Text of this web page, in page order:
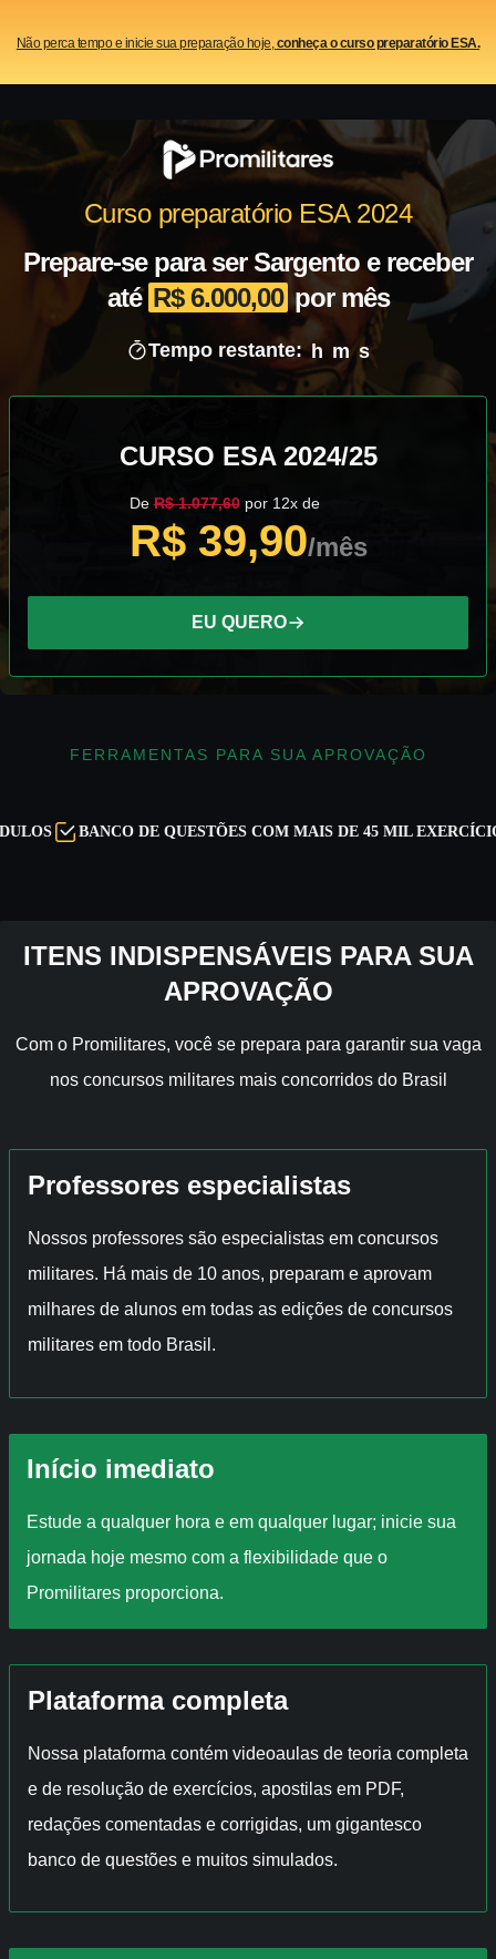
Não perca tempo e inicie sua preparação hoje,conheça o curso preparatório ESA.
Curso preparatório ESA 2024
Prepare-se para ser Sargento e receber
até R$ 6.000,00 por mês
Tempo restante: h m s
CURSO ESA 2024/25
DeR$ 1.077,60por 12x de
R$ 39,90/mês
EU QUERO
FERRAMENTAS PARA SUA APROVAÇÃO
BANCO DE QUESTÕES COM MAIS DE 45 MIL EXERCÍCIOS
ITENS INDISPENSÁVEIS PARA SUA
APROVAÇÃO
Com o Promilitares, você se prepara para garantir sua vaga
nos concursos militares mais concorridos do Brasil
Professores especialistas
Nossos professores são especialistas em concursos
militares. Há mais de 10 anos, preparam e aprovam
milhares de alunos em todas as edições de concursos
militares em todo Brasil.
Início imediato
Estude a qualquer hora e em qualquer lugar; inicie sua
jornada hoje mesmo com a flexibilidade que o
Promilitares proporciona.
Plataforma completa
Nossa plataforma contém videoaulas de teoria completa
e de resolução de exercícios, apostilas em PDF,
redações comentadas e corrigidas, um gigantesco
banco de questões e muitos simulados.